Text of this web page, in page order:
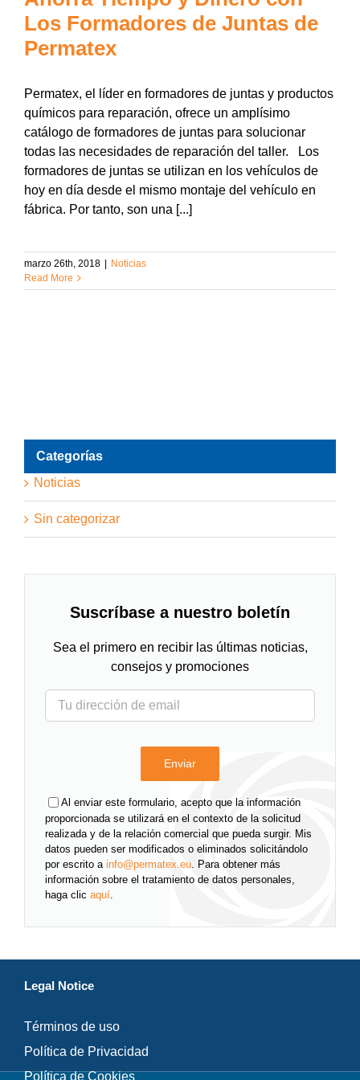
Los Formadores de Juntas de
Permatex
Permatex, el líder en formadores de juntas y productos
químicos para reparación, ofrece un amplísimo
catálogo de formadores de juntas para solucionar
todas las necesidades de reparación del taller. Los
formadores de juntas se utilizan en los vehículos de
hoy en día desde el mismo montaje del vehículo en
fábrica. Por tanto, son una [...]
marzo 26th, 2018 | Noticias
Read More
Categorías
Noticias
Sin categorizar
Suscríbase a nuestro boletín
Sea el primero en recibir las últimas noticias,
consejos y promociones
Al enviar este formulario, acepto que la información
proporcionada se utilizará en el contexto de la solicitud
realizada y de la relación comercial que pueda surgir. Mis
datos pueden ser modificados o eliminados solicitándolo
por escrito a info@permatex.eu. Para obtener más
información sobre el tratamiento de datos personales,
haga clic aquí.
Legal Notice
Términos de uso
Política de Privacidad
Política de Cookies